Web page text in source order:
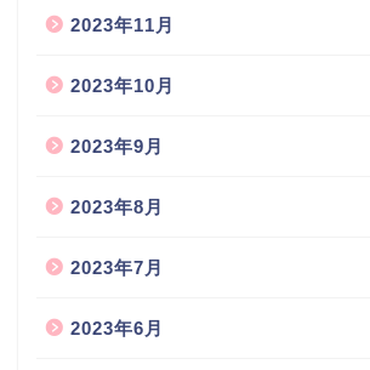
2023年11月
2023年10月
2023年9月
2023年8月
2023年7月
2023年6月